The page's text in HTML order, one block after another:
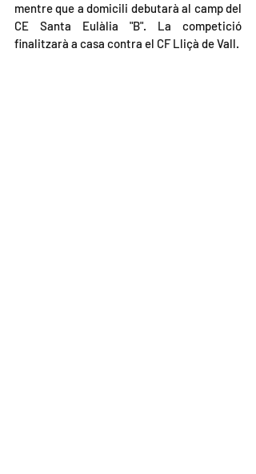
mentre que a domicili debutarà al camp del
CE Santa Eulàlia "B". La competició
finalitzarà a casa contra el CF Lliçà de Vall.